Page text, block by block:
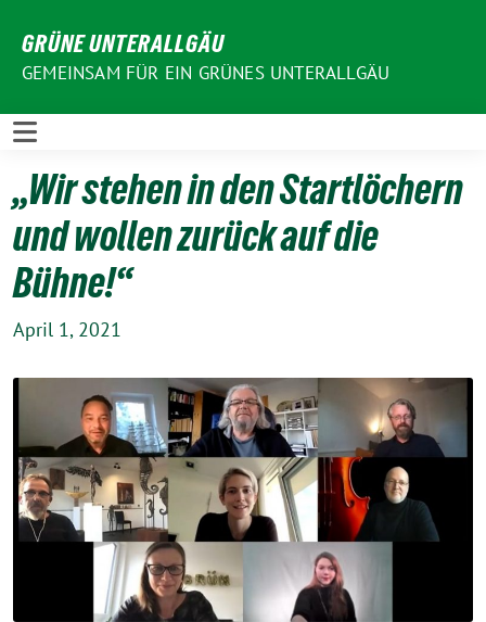
zum
Inhalt
GRÜNE UNTERALLGÄU
GEMEINSAM FÜR EIN GRÜNES UNTERALLGÄU
„Wir stehen in den Startlöchern
und wollen zurück auf die
Bühne!“
April 1, 2021